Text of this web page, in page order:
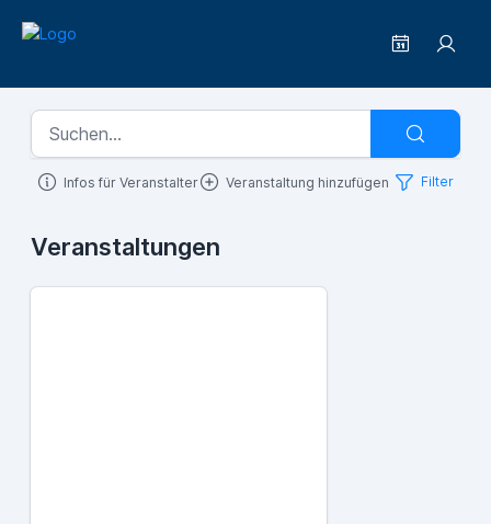
Infos für Veranstalter Veranstaltung hinzufügen Filter
Veranstaltungen